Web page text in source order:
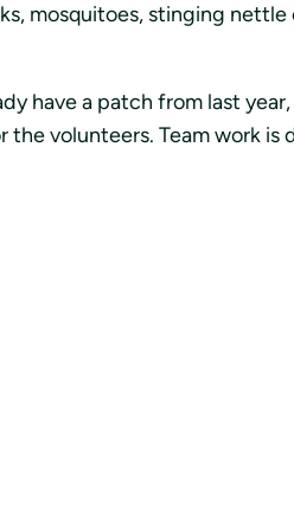
mosquitoes, stinging
have a patch from last
volunteers. Team work is